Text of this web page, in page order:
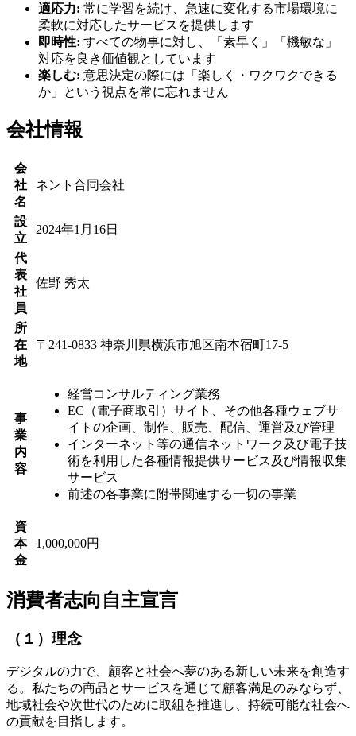
適応力: 常に学習を続け、急速に変化する市場環境に
柔軟に対応したサービスを提供します
即時性: すべての物事に対し、「素早く」「機敏な」
対応を良き価値観としています
楽しむ: 意思決定の際には「楽しく・ワクワクできる
か」という視点を常に忘れません
会社情報
会
社
名
ネント合同会社
設
立
2024年1月16日
代
表
社
員
佐野 秀太
所
在
地
〒241-0833 神奈川県横浜市旭区南本宿町17-5
事
業
内
容
経営コンサルティング業務
EC（電子商取引）サイト、その他各種ウェブサ
イトの企画、制作、販売、配信、運営及び管理
インターネット等の通信ネットワーク及び電子技
術を利用した各種情報提供サービス及び情報収集
サービス
前述の各事業に附帯関連する一切の事業
資
本
金
1,000,000円
消費者志向自主宣言
（１）理念
デジタルの力で、顧客と社会へ夢のある新しい未来を創造す
る。私たちの商品とサービスを通じて顧客満足のみならず、
地域社会や次世代のために取組を推進し、持続可能な社会へ
の貢献を目指します。